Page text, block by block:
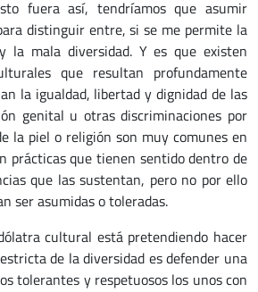
fuera así, tendríamos que asumir
distinguir entre, si se me permite la
la mala diversidad. Y es que existen
que resultan profundamente
la igualdad, libertad y dignidad de las
genital u otras discriminaciones por
la piel o religión son muy comunes en
prácticas que tienen sentido dentro de
que las sustentan, pero no por ello
ser asumidas o toleradas.
cultural está pretendiendo hacer
de la diversidad es defender una
tolerantes y respetuosos los unos con